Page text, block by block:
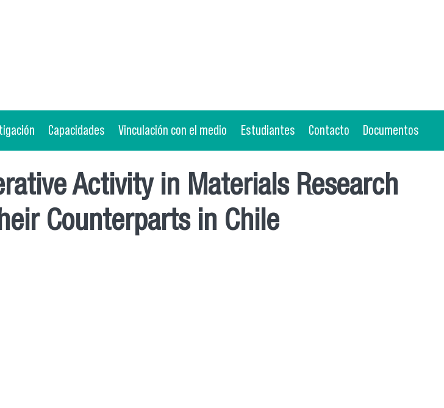
Capacidades Vinculación con el medio Estudiantes Contacto Documentos
Activity in Materials Research
Counterparts in Chile